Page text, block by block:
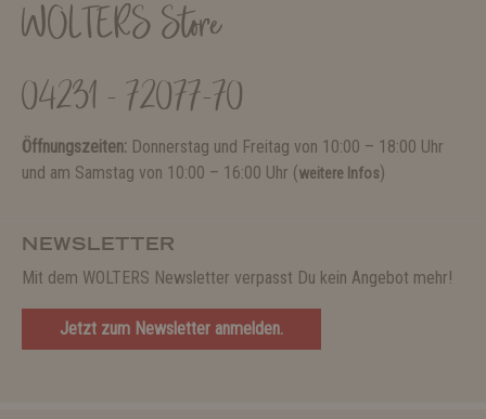
WOLTERS Store
04231 - 72077-70
Öffnungszeiten: Donnerstag und Freitag von 10:00 – 18:00 Uhr
und am Samstag von 10:00 – 16:00 Uhr (weitere Infos)
NEWSLETTER
Mit dem WOLTERS Newsletter verpasst Du kein Angebot mehr!
Jetzt zum Newsletter anmelden.